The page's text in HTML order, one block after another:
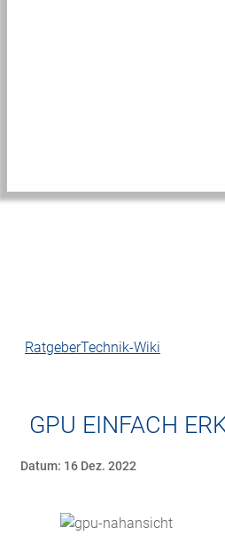
RatgeberTechnik-Wiki
GPU EINFACH
Datum: 16 Dez. 2022